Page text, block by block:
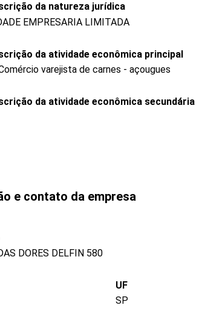
da natureza jurídica
EMPRESARIA LIMITADA
da atividade econômica principal
varejista de carnes - açougues
da atividade econômica secundária
e contato da empresa
DORES DELFIN 580
UF
SP